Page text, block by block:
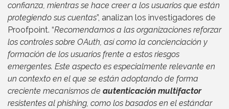
confianza, mientras se hace creer a los usuarios que están
protegiendo sus cuentas”, analizan los investigadores de
Proofpoint. “Recomendamos a las organizaciones reforzar
los controles sobre OAuth, así como la concienciación y
formación de los usuarios frente a estos riesgos
emergentes. Este aspecto es especialmente relevante en
un contexto en el que se están adoptando de forma
creciente mecanismos de autenticación multifactor
resistentes al phishing, como los basados en el estándar